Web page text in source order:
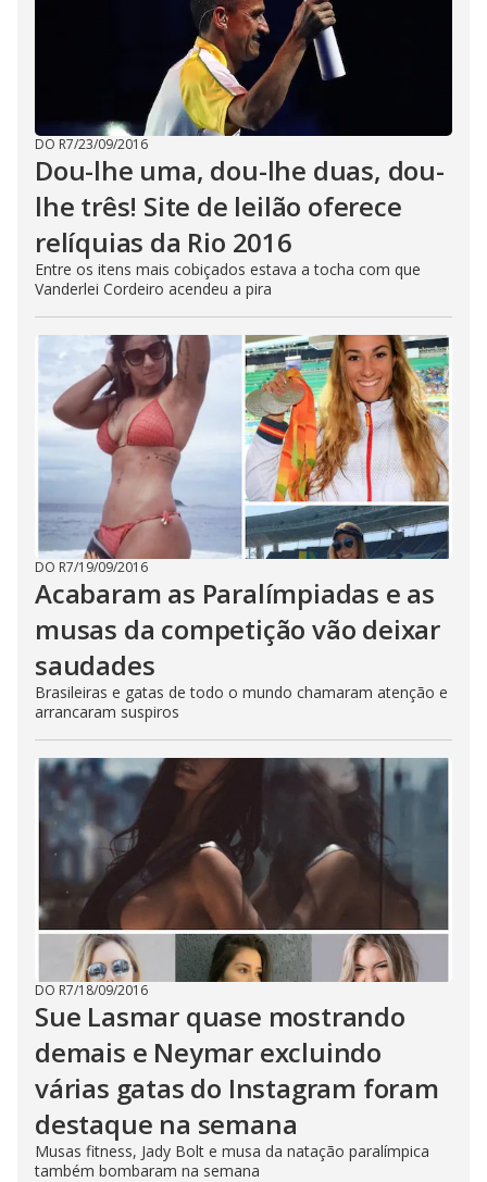
DO R7/23/09/2016
Dou-lhe uma, dou-lhe duas, dou-
lhe três! Site de leilão oferece
relíquias da Rio 2016
Entre os itens mais cobiçados estava a tocha com que
Vanderlei Cordeiro acendeu a pira
DO R7/19/09/2016
Acabaram as Paralímpiadas e as
musas da competição vão deixar
saudades
Brasileiras e gatas de todo o mundo chamaram atenção e
arrancaram suspiros
DO R7/18/09/2016
Sue Lasmar quase mostrando
demais e Neymar excluindo
várias gatas do Instagram foram
destaque na semana
Musas fitness, Jady Bolt e musa da natação paralímpica
também bombaram na semana